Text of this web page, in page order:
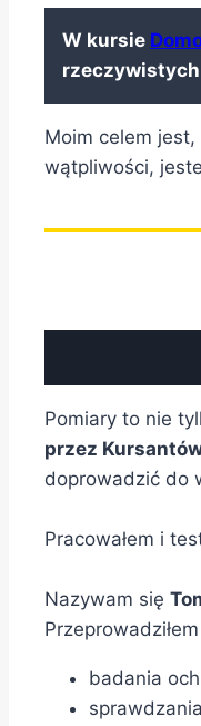
W kursie
Moim celem
wątpliwości,
Pomiary to nie
przez
doprowadzić do
Pracowałem i
Nazywam się
badania